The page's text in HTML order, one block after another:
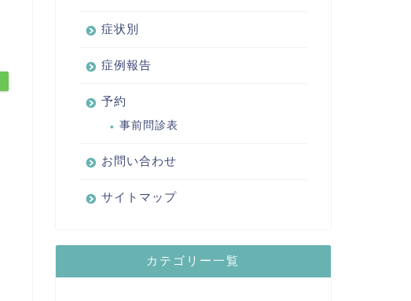
症状別
症例報告
予約
事前問診表
お問い合わせ
サイトマップ
カテゴリー一覧